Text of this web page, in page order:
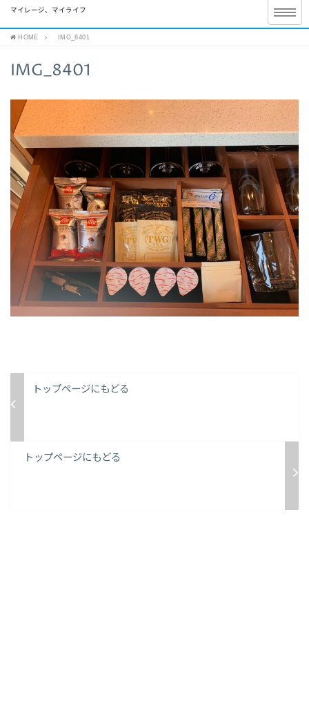
マイレージ、マイライフ
HOME IMG_8401
IMG_8401
トップページにもどる
トップページにもどる